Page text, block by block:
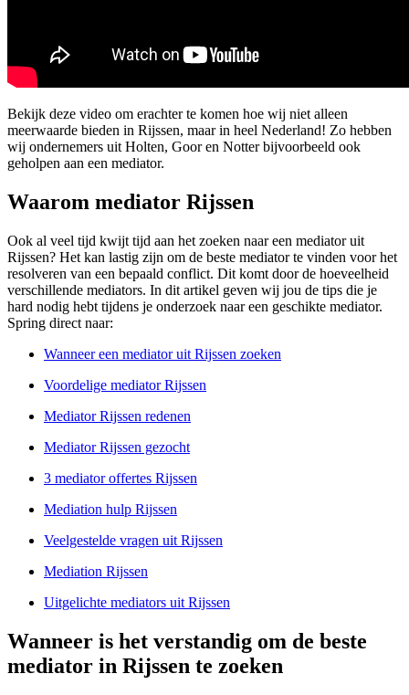
Bekijk deze video om erachter te komen hoe wij niet alleen
meerwaarde bieden in Rijssen, maar in heel Nederland! Zo hebben
wij ondernemers uit Holten, Goor en Notter bijvoorbeeld ook
geholpen aan een mediator.
Waarom mediator Rijssen
Ook al veel tijd kwijt tijd aan het zoeken naar een mediator uit
Rijssen? Het kan lastig zijn om de beste mediator te vinden voor het
resolveren van een bepaald conflict. Dit komt door de hoeveelheid
verschillende mediators. In dit artikel geven wij jou de tips die je
hard nodig hebt tijdens je onderzoek naar een geschikte mediator.
Spring direct naar:
Wanneer een mediator uit Rijssen zoeken
Voordelige mediator Rijssen
Mediator Rijssen redenen
Mediator Rijssen gezocht
3 mediator offertes Rijssen
Mediation hulp Rijssen
Veelgestelde vragen uit Rijssen
Mediation Rijssen
Uitgelichte mediators uit Rijssen
Wanneer is het verstandig om de beste
mediator in Rijssen te zoeken